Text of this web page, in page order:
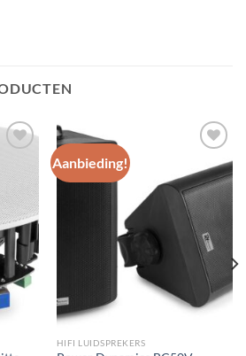
aan
Aanbieding!
Toevoegen
aan
wenslijst
HIFI LUIDSPREKERS